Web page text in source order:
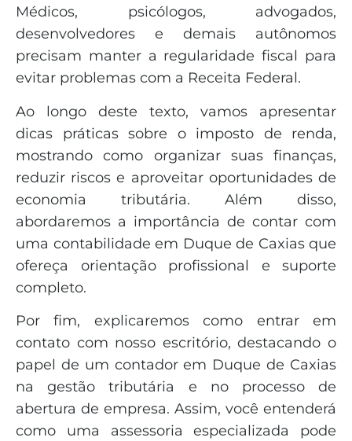
Médicos, psicólogos, advogados,
desenvolvedores e demais autônomos
precisam manter a regularidade fiscal para
evitar problemas com a Receita Federal.
Ao longo deste texto, vamos apresentar
dicas práticas sobre o imposto de renda,
mostrando como organizar suas finanças,
reduzir riscos e aproveitar oportunidades de
economia tributária. Além disso,
abordaremos a importância de contar com
uma contabilidade em Duque de Caxias que
ofereça orientação profissional e suporte
completo.
Por fim, explicaremos como entrar em
contato com nosso escritório, destacando o
papel de um contador em Duque de Caxias
na gestão tributária e no processo de
abertura de empresa. Assim, você entenderá
como uma assessoria especializada pode